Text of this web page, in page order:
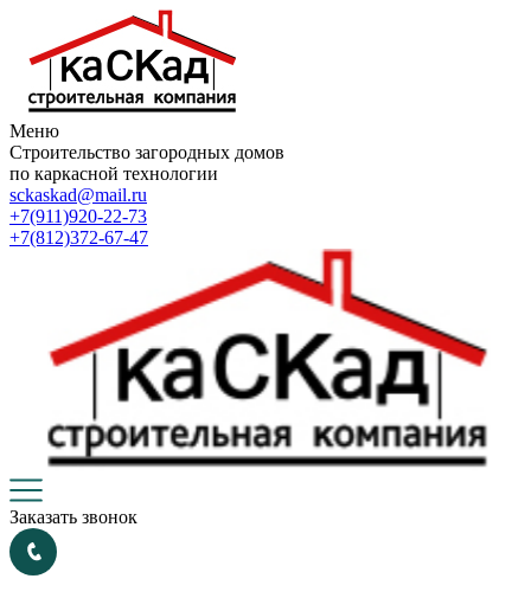
Меню
Строительство загородных домов
по каркасной технологии
sckaskad@mail.ru
+7(911)920-22-73
+7(812)372-67-47
Заказать звонок